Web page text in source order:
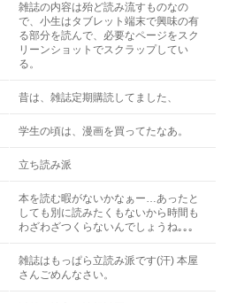
雑誌の内容は殆ど読み流すものなの
で、小生はタブレット端末で興味の有
る部分を読んで、必要なページをスク
リーンショットでスクラップしてい
る。
昔は、雑誌定期購読してました、
学生の頃は、漫画を買ってたなあ。
立ち読み派
本を読む暇がないかなぁー…あったと
しても別に読みたくもないから時間も
わざわざつくらないんでしょうね｡｡｡
雑誌はもっぱら立読み派です(汗) 本屋
さんごめんなさい。